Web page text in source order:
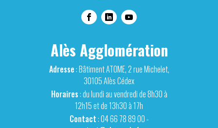
Alès Agglomération
Adresse: Bâtiment ATOME, 2 rue Michelet,
30105 Alès Cédex
Horaires: du lundi au vendredi de 8h30 à
12h15 et de 13h30 à 17h
Contact: 04 66 78 89 00 -